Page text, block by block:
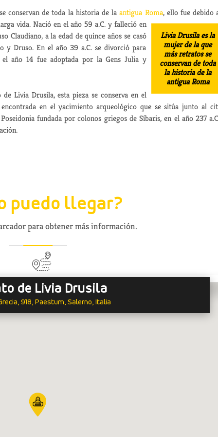
conservan de toda la historia de laantigua Roma, ello fue debido
vida.
Livia Drusila es la
mujer de la que
más retratos se
conservan de toda
la historia de la
antigua Roma
Nació en el año 59 a.C. y falleció en
Claudiano, a la edad de quince años se casó
y Druso. En el año 39 a.C. se divorció para
año 14 fue adoptada por la Gens Julia y
Livia Drusila, esta pieza se conserva en el
en el yacimiento arqueológico que se sitúa junto al
fundada por colonos griegos de Síbaris, en el año 237
puedo llegar?
para obtener más información.
de Livia Drusila
918, Paestum, Salerno, Italia